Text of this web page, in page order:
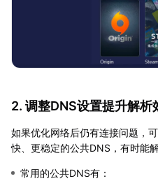
2. 调整DNS设置提升解析
如果优化网络后仍有连接问题，
快、更稳定的公共DNS，有时能
常用的公共DNS有：